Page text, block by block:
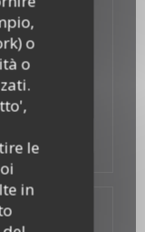
o
o
le
in
una nuova